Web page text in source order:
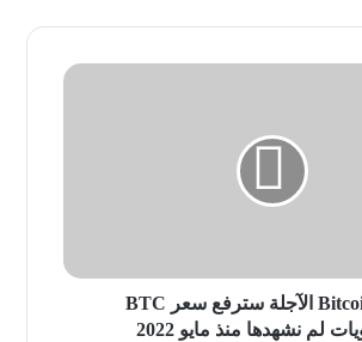
عقود Bitcoin الآجلة سترفع سعر BTC
لم نشهدها منذ مايو 2022